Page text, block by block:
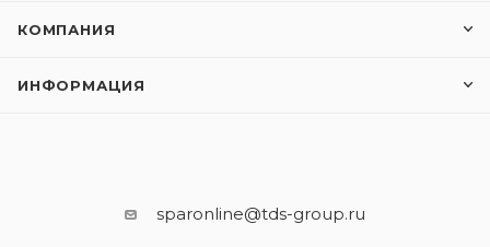
КОМПАНИЯ
ИНФОРМАЦИЯ
sparonline@tds-group.ru